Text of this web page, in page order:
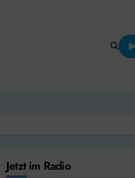
Jetzt im Radio